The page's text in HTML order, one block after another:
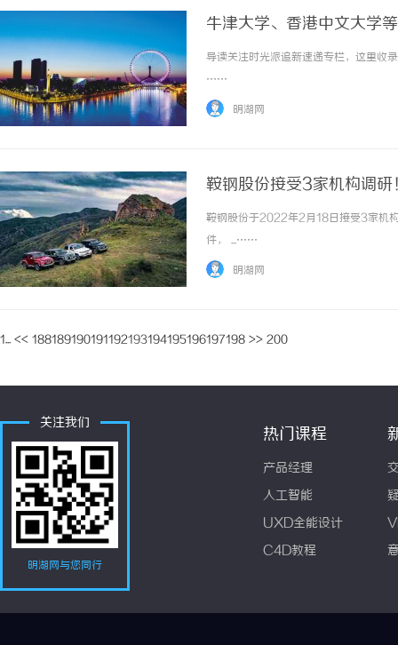
牛津大学、香港中文大学
导读关注时光派追新速递专栏，这里收
……
明湖网
鞍钢股份接受3家机构调
鞍钢股份于2022年2月18日接受3家机
件， ...……
明湖网
1... << 188189190191192193194195196197198 >> 200
关注我们
明湖网与您同行
热门课程
产品经理
人工智能
UXD全能设计
C4D教程